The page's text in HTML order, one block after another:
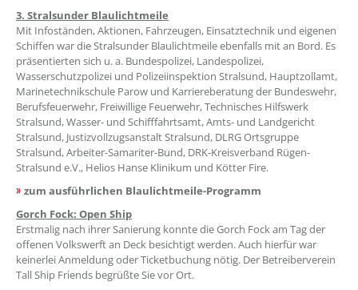
3. Stralsunder Blaulichtmeile
Mit Infoständen, Aktionen, Fahrzeugen, Einsatztechnik und eigenen
Schiffen war die Stralsunder Blaulichtmeile ebenfalls mit an Bord. Es
präsentierten sich u. a. Bundespolizei, Landespolizei,
Wasserschutzpolizei und Polizeiinspektion Stralsund, Hauptzollamt,
Marinetechnikschule Parow und Karriereberatung der Bundeswehr,
Berufsfeuerwehr, Freiwillige Feuerwehr, Technisches Hilfswerk
Stralsund, Wasser- und Schifffahrtsamt, Amts- und Landgericht
Stralsund, Justizvollzugsanstalt Stralsund, DLRG Ortsgruppe
Stralsund, Arbeiter-Samariter-Bund, DRK-Kreisverband Rügen-
Stralsund e.V., Helios Hanse Klinikum und Kötter Fire.
zum ausführlichen Blaulichtmeile-Programm
Gorch Fock: Open Ship
Erstmalig nach ihrer Sanierung konnte die Gorch Fock am Tag der
offenen Volkswerft an Deck besichtigt werden. Auch hierfür war
keinerlei Anmeldung oder Ticketbuchung nötig. Der Betreiberverein
Tall Ship Friends begrüßte Sie vor Ort.